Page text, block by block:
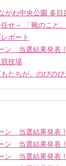
がわ中央公園 多目
せ～ 「靴のこと
ポート
ン 当選結果発表
技場
たちが、のびのび
ン 当選結果発表
ン 当選結果発表
ン 当選結果発表